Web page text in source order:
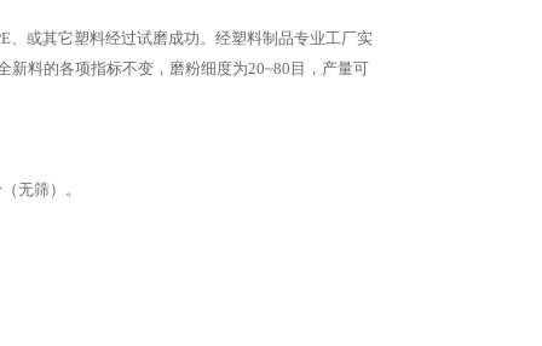
、或其它塑料经过试磨成功。经塑料制品专业工厂实
新料的各项指标不变，磨粉细度为20~80目，产量可
无筛）。